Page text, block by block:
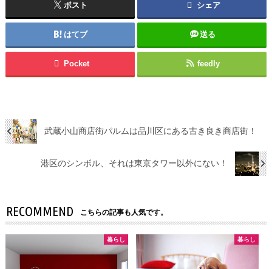
ポスト シェア
はてブ 送る
Pocket feedly
武蔵小山商店街パルムは品川区にある古き良き商店街！
港区のシンボル、それは東京タワー以外にない！
RECOMMEND こちらの記事も人気です。
暮らし 暮らし